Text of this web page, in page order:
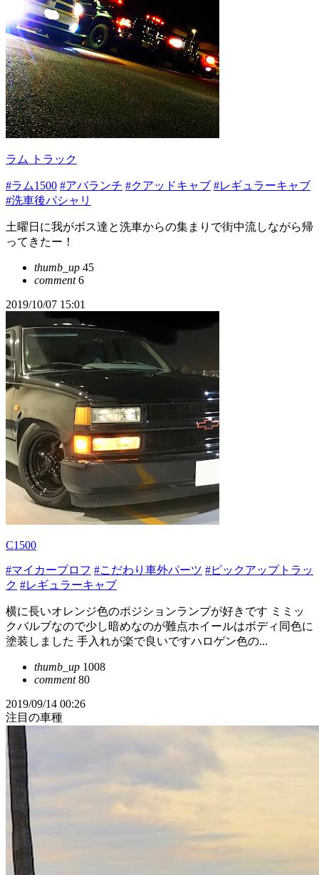
ラム トラック
#ラム1500 #アバランチ #クアッドキャブ #レギュラーキャブ
#洗車後パシャリ
土曜日に我がボス達と洗車からの集まりで街中流しながら帰
ってきたー！
thumb_up 45
comment6
2019/10/07 15:01
C1500
#マイカープロフ #こだわり車外パーツ #ピックアップトラッ
ク #レギュラーキャブ
横に長いオレンジ色のポジションランプが好きです ミミッ
クバルブなので少し暗めなのが難点ホイールはボディ同色に
塗装しました 手入れが楽で良いですハロゲン色の...
thumb_up 1008
comment80
2019/09/14 00:26
注目の車種